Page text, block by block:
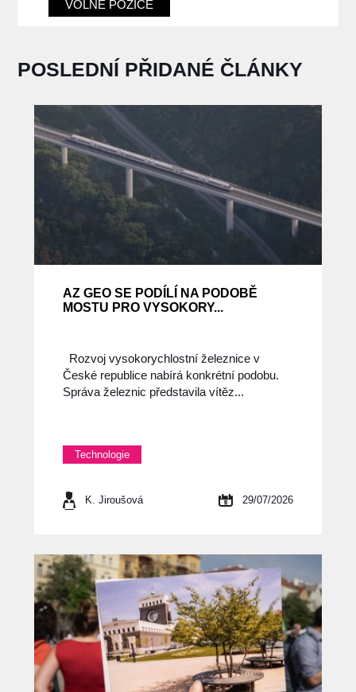
VOLNÉ POZICE
POSLEDNÍ PŘIDANÉ ČLÁNKY
AZ GEO SE PODÍLÍ NA PODOBĚ
MOSTU PRO VYSOKORY...
Rozvoj vysokorychlostní železnice v
České republice nabírá konkrétní podobu.
Správa železnic představila vítěz...
Technologie
K. Jiroušová 29/07/2026